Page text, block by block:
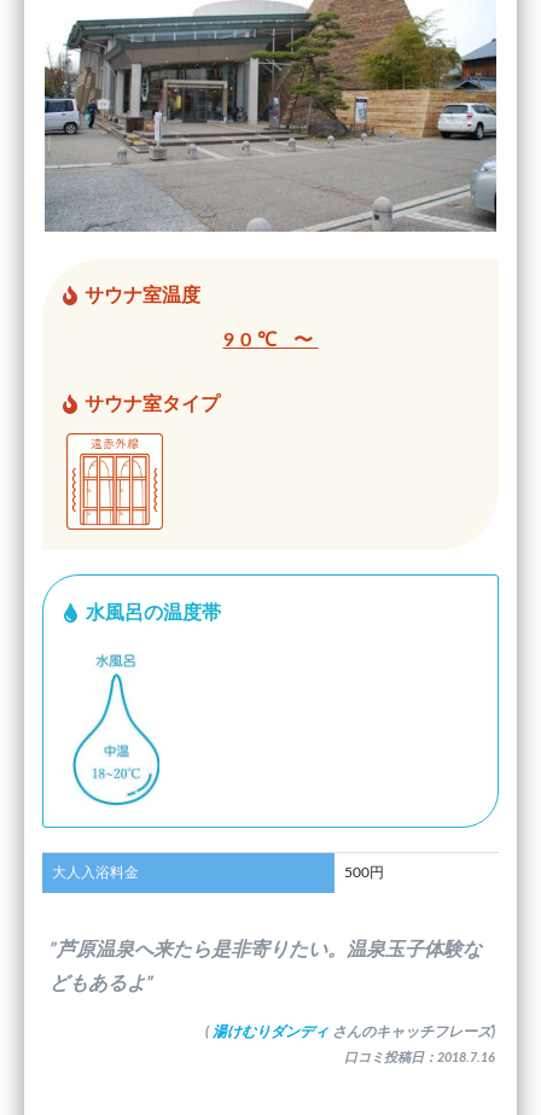
サウナ室温度
90℃ 〜
サウナ室タイプ
水風呂の温度帯
大人入浴料金 500円
”芦原温泉へ来たら是非寄りたい。温泉玉子体験な
どもあるよ”
( 湯けむりダンディ さんのキャッチフレーズ)
口コミ投稿日：2018.7.16